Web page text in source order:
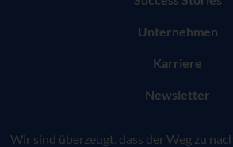
Unternehmen
Karriere
Newsletter
Wir sind überzeugt, dass der Weg zu